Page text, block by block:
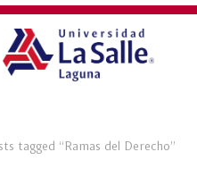
tagged “Ramas del Derecho”